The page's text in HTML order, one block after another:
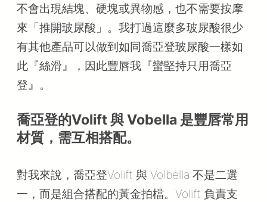
不會出現結塊、硬塊或異物感，也不需要按摩
來「推開玻尿酸」。我打過這麼多玻尿酸很少
有其他產品可以做到如同喬亞登玻尿酸一樣如
此『絲滑』，因此豐唇我『蠻堅持只用喬亞
登』。
喬亞登的Volift 與 Vobella 是豐唇常用
材質，需互相搭配。
對我來說，喬亞登Volift 與 Volbella 不是二選
一，而是組合搭配的黃金拍檔。Volift 負責支